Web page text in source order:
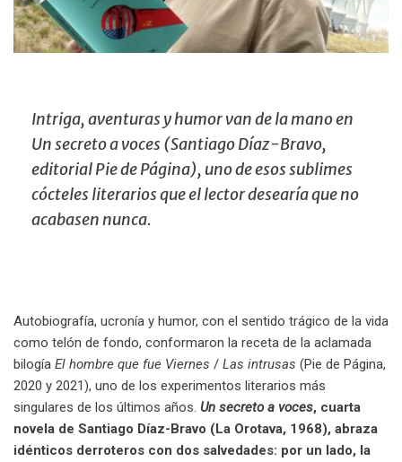
Intriga, aventuras y humor van de la mano en
Un secreto a voces (Santiago Díaz-Bravo,
editorial Pie de Página), uno de esos sublimes
cócteles literarios que el lector desearía que no
acabasen nunca.
Autobiografía, ucronía y humor, con el sentido trágico de la vida
como telón de fondo, conformaron la receta de la aclamada
bilogía El hombre que fue Viernes / Las intrusas (Pie de Página,
2020 y 2021), uno de los experimentos literarios más
singulares de los últimos años. Un secreto a voces, cuarta
novela de Santiago Díaz-Bravo (La Orotava, 1968), abraza
idénticos derroteros con dos salvedades: por un lado, la